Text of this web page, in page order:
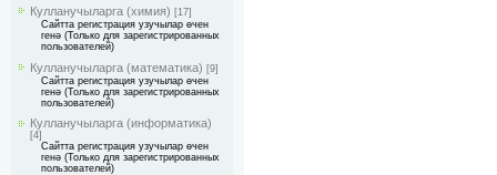
Кулланучыларга (химия) [17]
Сайтта регистрация узучылар өчен
генә (Только для зарегистрированных
пользователей)
Кулланучыларга (математика) [9]
Сайтта регистрация узучылар өчен
генә (Только для зарегистрированных
пользователей)
Кулланучыларга (информатика)
[4]
Сайтта регистрация узучылар өчен
генә (Только для зарегистрированных
пользователей)